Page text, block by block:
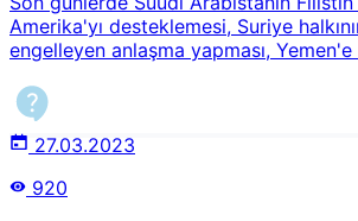
Amerika'yı desteklemesi, Suriye
engelleyen anlaşma yapması, Yemen'e
sebebiyle şöyle sorular ile
yapan Suudi Arabistan'a neden para
Umre parasını Filistin ve Yemen'e
27.03.2023
920